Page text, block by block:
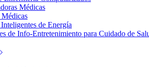
Médicas
Médicas
Inteligentes de Energía
de Info-Entretenimiento para Cuidado de